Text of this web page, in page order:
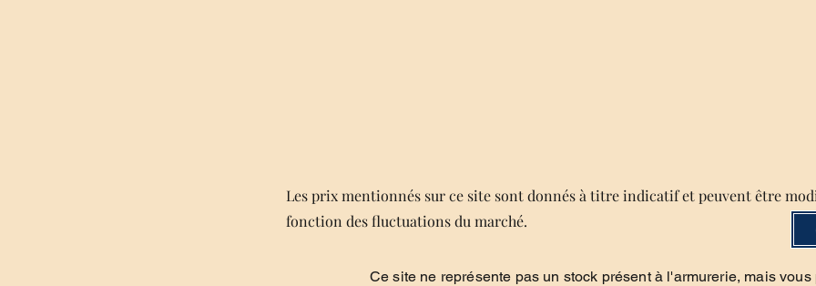
Les prix mentionnés sur ce site sont donnés à titre indicatif et peuvent être
fonction des fluctuations du marché.
Ce site ne représente pas un stock présent à l'armurerie, mais vous